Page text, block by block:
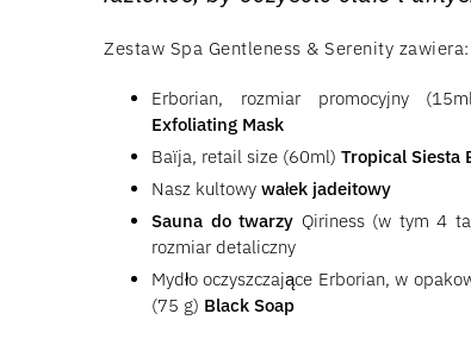
Zestaw Spa Gentleness & Serenity zawiera:
Erborian, rozmiar promocyjny
Exfoliating Mask
Baïja, retail size (60ml) Tropical Siesta
Nasz kultowy wałek jadeitowy
Sauna do twarzy Qiriness (w tym 4
rozmiar detaliczny
Mydło oczyszczające Erborian, w
(75 g) Black Soap